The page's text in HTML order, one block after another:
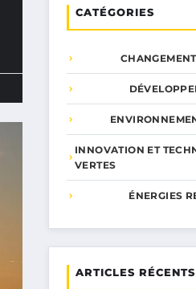
CATÉGORIES
INNOVATION ET
VERTES
ÉNERGIES
ARTICLES RÉCENTS